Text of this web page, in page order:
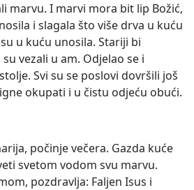
marvu. I marvi mora bit lip Božić,
i slagala što više drva u kuću
u kuću unosila. Stariji bi
vezali u am. Odjelao se i
Svi su se poslovi dovršili još
okupati i u čistu odjeću obući.
počinje večera. Gazda kuće
svetom vodom svu marvu.
pozdravlja: Faljen Isus i